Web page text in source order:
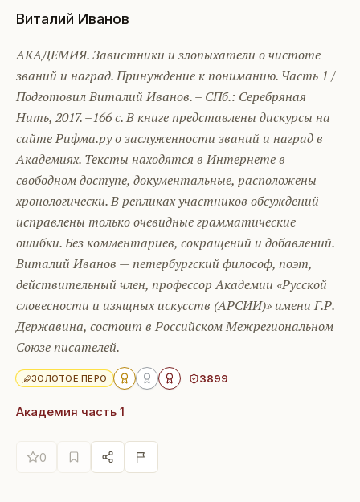
Виталий Иванов
АКАДЕМИЯ. Завистники и злопыхатели о чистоте
званий и наград. Принуждение к пониманию. Часть 1 /
Подготовил Виталий Иванов. – СПб.: Серебряная
Нить, 2017. –166 с. В книге представлены дискурсы на
сайте Рифма.ру о заслуженности званий и наград в
Академиях. Тексты находятся в Интернете в
свободном доступе, документальные, расположены
хронологически. В репликах участников обсуждений
исправлены только очевидные грамматические
ошибки. Без комментариев, сокращений и добавлений.
Виталий Иванов — петербургский философ, поэт,
действительный член, профессор Академии «Русской
словесности и изящных искусств (АРСИИ)» имени Г.Р.
Державина, состоит в Российском Межрегиональном
Союзе писателей.
ЗОЛОТОЕ ПЕРО 3899
Академия часть 1
0